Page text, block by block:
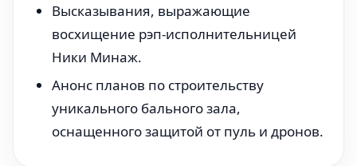
Высказывания, выражающие
восхищение рэп-исполнительницей
Ники Минаж.
Анонс планов по строительству
уникального бального зала,
оснащенного защитой от пуль и дронов.